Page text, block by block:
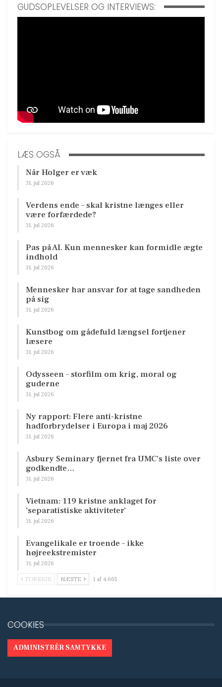
GUDSOPLEVELSER OG INTERVIEWS:
LÆS OGSÅ
Når Holger er væk
31. jul 2026
Verdens ende – skal kristne længes eller
være forfærdede?
31. jul 2026
Pas på AI. Kun mennesker kan formidle ægte
indhold
31. jul 2026
Mennesker har ansvar for at tage sandheden
på sig
31. jul 2026
Kunstbog om gådefuld længsel fortjener
læsere
31. jul 2026
Odysseen – storfilm om krig, moral og
guderne
31. jul 2026
Ny rapport: Flere anti-kristne
hadforbrydelser i Europa i maj 2026
31. jul 2026
Asbury Seminary fjernet fra UMC’s liste over
godkendte…
31. jul 2026
Vietnam: 119 kristne anklaget for
’separatistiske aktiviteter’
31. jul 2026
Evangelikale er troende – ikke
højreekstremister
31. jul 2026
FORRIGE NÆSTE 1 af 4.665
COOKIES
ADMINISTRÉR SAMTYKKE